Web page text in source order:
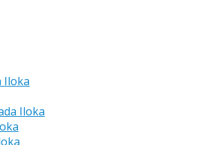
Iloka
Iloka